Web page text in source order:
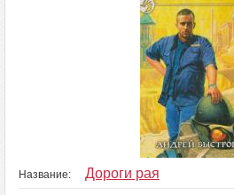
Название: Дороги рая